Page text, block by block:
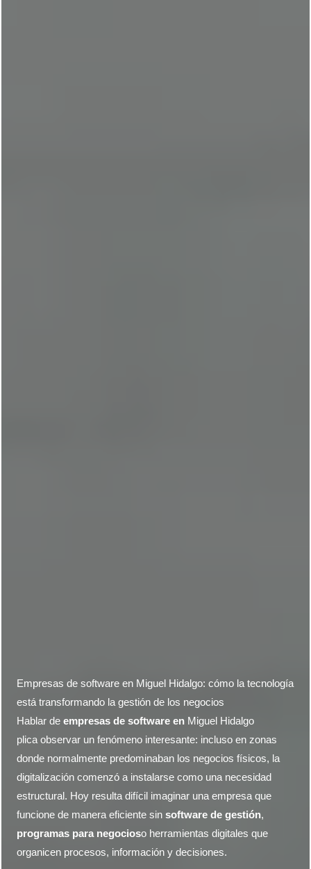
Empresas de software en Miguel Hidalgo: cómo la tecnología
está transformando la gestión de los negocios
Hablar deempresas de software en Miguel Hidalgo
plica observar un fenómeno interesante: incluso en zonas
donde normalmente predominaban los negocios físicos, la
digitalización comenzó a instalarse como una necesidad
estructural. Hoy resulta difícil imaginar una empresa que
funcione de manera eficiente sinsoftware de gestión,
programas para negocioso herramientas digitales que
organicen procesos, información y decisiones.